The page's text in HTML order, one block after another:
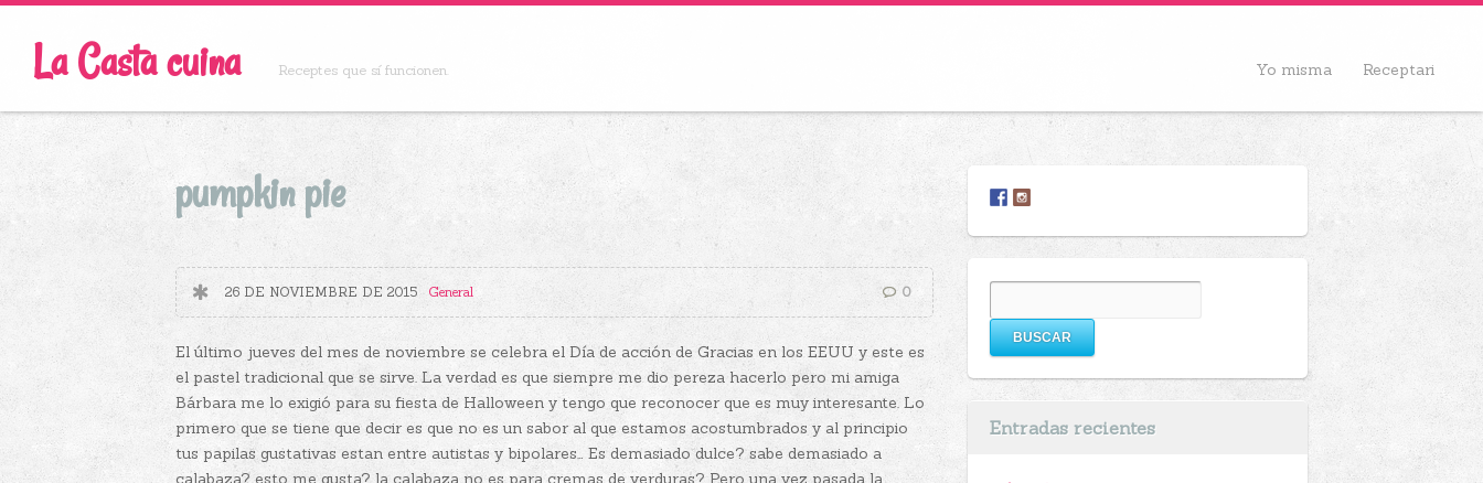
La Casta cuina Receptes que sí funcionen. Yo misma Receptari
pumpkin pie
26 DE NOVIEMBRE DE 2015 General 0
El último jueves del mes de noviembre se celebra el Día de acción de Gracias en los EEUU y este es
el pastel tradicional que se sirve. La verdad es que siempre me dio pereza hacerlo pero mi amiga
Bárbara me lo exigió para su fiesta de Halloween y tengo que reconocer que es muy interesante. Lo
primero que se tiene que decir es que no es un sabor al que estamos acostumbrados y al principio
tus papilas gustativas estan entre autistas y bipolares… Es demasiado dulce? sabe demasiado a
calabaza? esto me gusta? la calabaza no es para cremas de verduras? Pero una vez pasada la
Entradas recientes